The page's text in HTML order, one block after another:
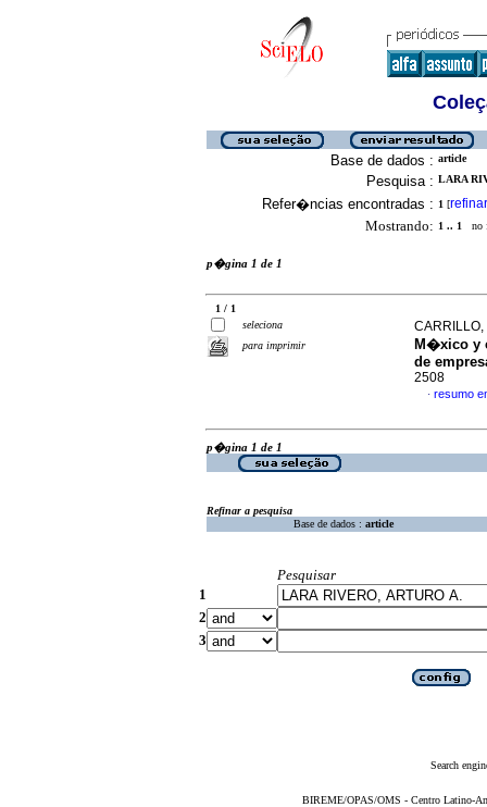
Base de dados : article
Pesquisa : LARA
Refer�ncias encontradas : 1 [refinar
Mostrando: 1 .. 1 no
p�gina 1 de 1
1 / 1
seleciona
para imprimir
CARRILLO,
M�xico y
de
2508
· resumo
p�gina 1 de 1
Refinar a pesquisa
Base de dados : article
Pesquisar
1
2
3
Search
BIREME/OPAS/OMS - Centro Latino-